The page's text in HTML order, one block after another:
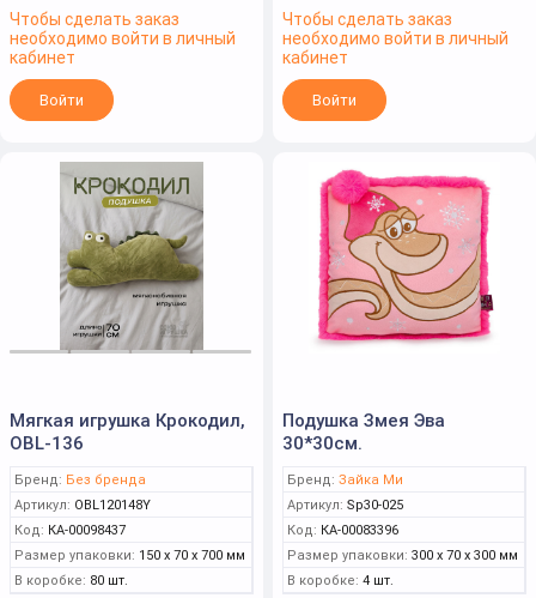
Чтобы сделать заказ
необходимо войти в личный
кабинет
Войти
Чтобы сделать заказ
необходимо войти в личный
кабинет
Войти
Мягкая игрушка Крокодил,
OBL-136
Бренд: Без бренда
Артикул: OBL120148Y
Код: КА-00098437
Размер упаковки: 150 x 70 x 700 мм
В коробке: 80 шт.
Подушка Змея Эва
30*30см.
Бренд: Зайка Ми
Артикул: Sp30-025
Код: КА-00083396
Размер упаковки: 300 x 70 x 300 мм
В коробке: 4 шт.